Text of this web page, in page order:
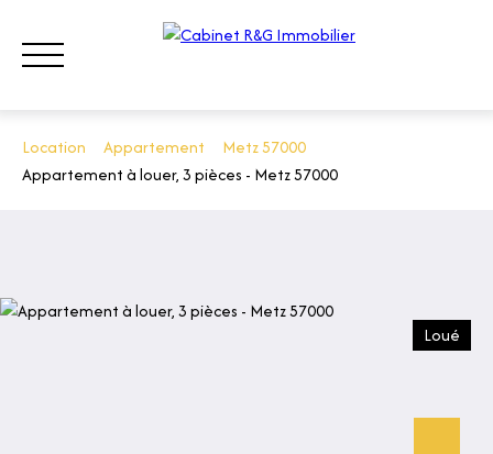
Location Appartement
Metz 57000
Appartement à louer, 3 pièces - Metz 57000
Loué